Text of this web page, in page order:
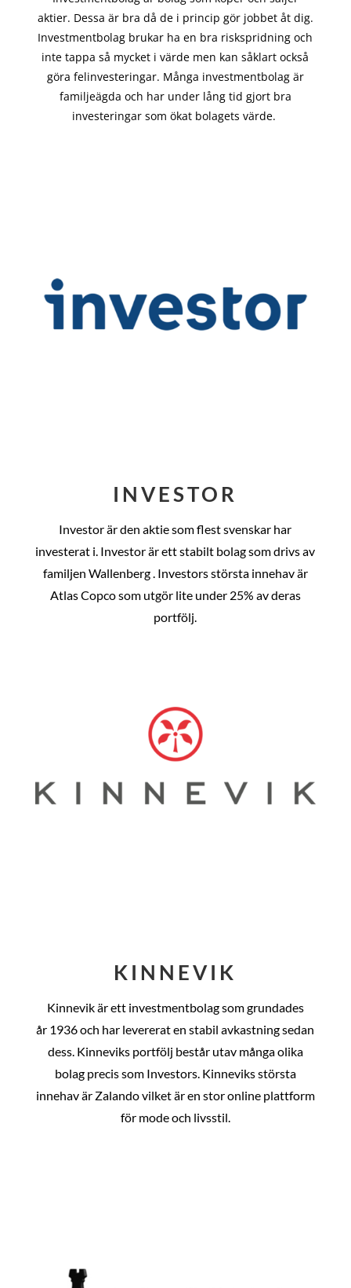
aktier. Dessa är bra då de i princip görjobbet åt dig.
Investmentbolag brukar ha en bra riskspridning och
inte tappa så mycket i värde men kan såklart också
göra felinvesteringar. Många investmentbolag är
familjeägda och har under lång tid gjort bra
investeringar som ökat bolagets värde.
INVESTOR
Investor är den aktie som flest svenskar har
investerat i. Investor är ett stabilt bolag som drivs av
familjen Wallenberg . Investors största innehav är
Atlas Copco som utgör lite under 25% av deras
portfölj.
KINNEVIK
Kinnevik är ett investmentbolag som grundades
år 1936 och har levererat en stabil avkastning sedan
dess. Kinneviks portfölj består utav många olika
bolag precis som Investors. Kinneviks största
innehav är Zalando vilket är en stor online plattform
för mode och livsstil.